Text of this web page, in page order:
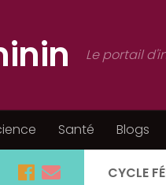
Le portail
Santé Blogs
CYCLE